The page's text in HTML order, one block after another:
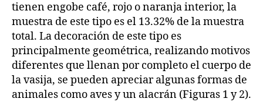
tienen engobe café, rojo o naranja interior, la
muestra de este tipo es el 13.32% de la muestra
total. La decoración de este tipo es
principalmente geométrica, realizando motivos
diferentes que llenan por completo el cuerpo de
la vasija, se pueden apreciar algunas formas de
animales como aves y un alacrán (Figuras 1 y 2).